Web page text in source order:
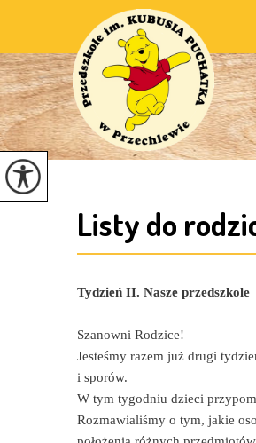
Listy do
Tydzień II. Nasze przedszkole
Szanowni Rodzice!
Jesteśmy razem już drugi
i sporów.
W tym tygodniu dzieci
Rozmawialiśmy o tym, jakie